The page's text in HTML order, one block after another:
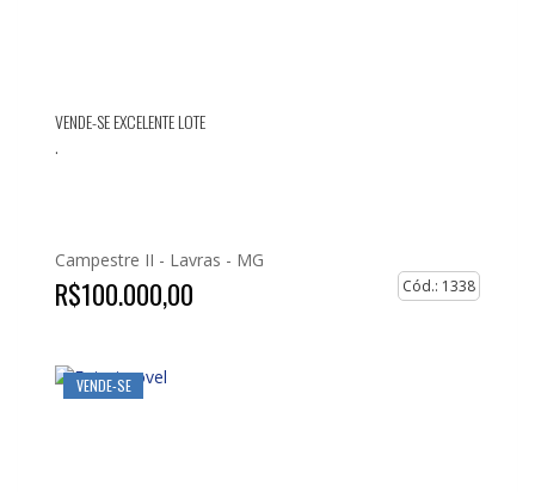
VENDE-SE EXCELENTE LOTE
.
Campestre II - Lavras - MG
R$100.000,00 Cód.: 1338
VENDE-SE